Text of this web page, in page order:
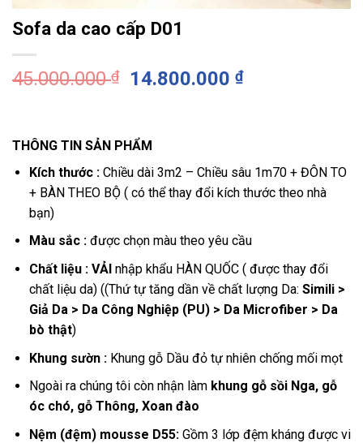
Sofa da cao cấp D01
45.000.000₫
Giá
45.000.000 ₫.
14.800.000₫Giá
THÔNG TIN SẢN PHẨM
Kích thước:Chiều dài 3m2 – Chiều sâu 1m70 + ĐÔN TO
+ BÀN THEO BỘ ( có thể thay đổi kích thước theo nhà
bạn)
Màu sắc :được chọn màu theo yêu cầu
Chất liệu : VẢInhập khẩu HÀN QUỐC ( được thay đổi
chất liệu da) ((Thứ tự tăng dần về chất lượng Da: Simili >
Giả Da > Da Công Nghiệp (PU) > Da Microfiber > Da
bò thật)
Khung sườn :Khung gỗ Dầu đỏ tự nhiên chống mối mọt
Ngoài ra chúng tôi còn nhận làm khung gỗ sồi Nga, gỗ
óc chó, gỗ Thông, Xoan đào
Nệm (đệm) mousse D55:Gồm 3 lớp đệm kháng được vi